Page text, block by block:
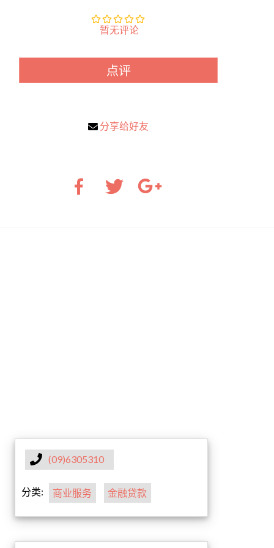
暂无评论
点评
分享给好友
(09)6305310
分类: 商业服务 金融贷款